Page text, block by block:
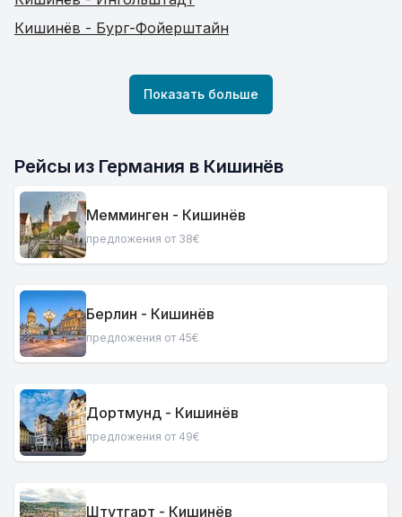
Кишинёв - Бург-Фойерштайн
Показать больше
Рейсы из Германия в Кишинёв
Мемминген - Кишинёв
предложения от 38€
Берлин - Кишинёв
предложения от 45€
Дортмунд - Кишинёв
предложения от 49€
Штутгарт - Кишинёв